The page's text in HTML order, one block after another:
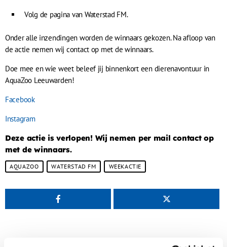
Volg de pagina van Waterstad FM.
Onder alle inzendingen worden de winnaars gekozen. Na afloop van
de actie nemen wij contact op met de winnaars.
Doe mee en wie weet beleef jij binnenkort een dierenavontuur in
AquaZoo Leeuwarden!
Facebook
Instagram
Deze actie is verlopen! Wij nemen per mail contact op
met de winnaars.
AQUAZOO WATERSTAD FM WEEKACTIE